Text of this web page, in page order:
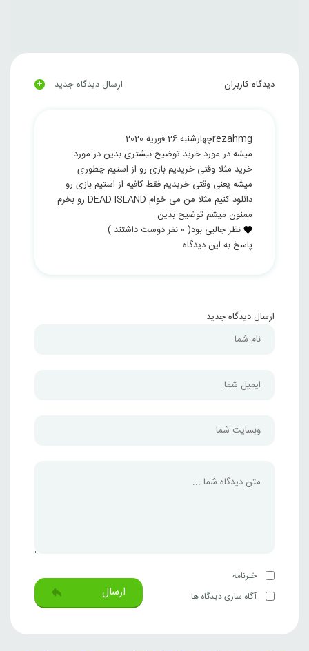
دیدگاه کاربران ارسال دیدگاه جدید +
rezahmgچهارشنبه 26 فوریه 2020
میشه در مورد خرید توضیح بیشتری بدین در مورد
خرید مثلا وقتی خریدیم بازی رو از استیم چطوری
میشه یعنی وقتی خریدیم فقط کافیه از استیم بازی رو
دانلود کنیم مثلا من می خوام DEAD ISLAND رو بخرم
ممنون میشم توضیح بدین
نظر جالبی بود(
0 نفر دوست داشتند )
پاسخ به این دیدگاه
ارسال دیدگاه جدید
خبرنامه
آگاه سازی دیدگاه ها
ارسال